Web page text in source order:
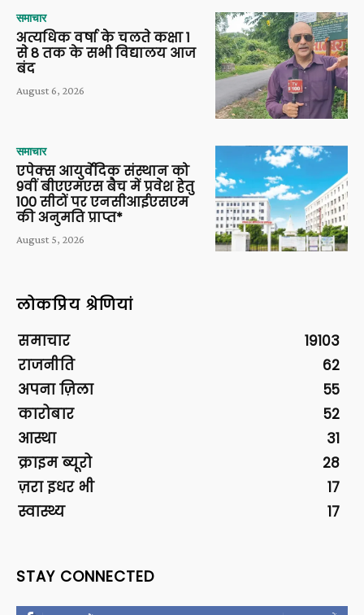
समाचार
अत्यधिक वर्षा के चलते कक्षा 1
से 8 तक के सभी विद्यालय आज
बंद
August 6, 2026
समाचार
एपेक्स आयुर्वेदिक संस्थान को
9वीं बीएएमएस बैच में प्रवेश हेतु
100 सीटों पर एनसीआईएसएम
की अनुमति प्राप्त*
August 5, 2026
लोकप्रिय श्रेणियां
समाचार
19103
राजनीति
62
अपना ज़िला
55
कारोबार
52
आस्था
31
क्राइम ब्यूरो
28
ज़रा इधर भी
17
स्वास्थ्य
17
STAY CONNECTED